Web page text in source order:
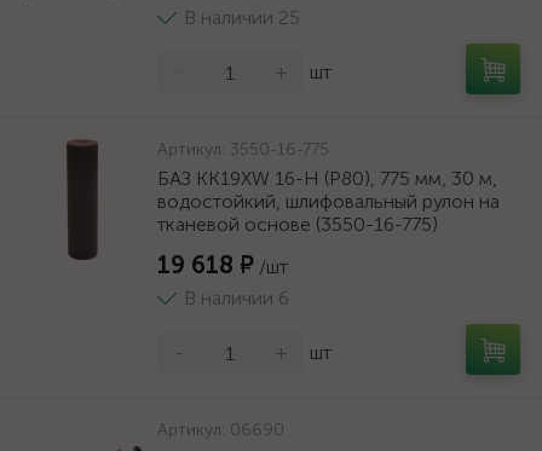
В наличии 25
+ шт
Артикул: 3550-16-775
БАЗ KK19XW 16-H (Р80), 775 мм, 30 м,
водостойкий, шлифовальный рулон на
тканевой основе (3550-16-775)
19 618 ₽ /шт
В наличии 6
- + шт
Артикул: 06690